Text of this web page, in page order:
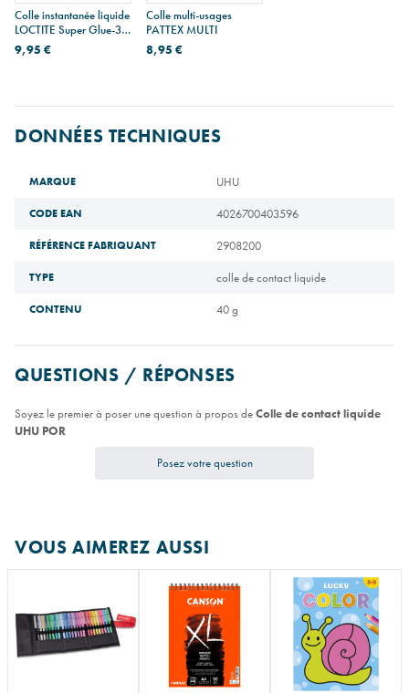
Colle instantanée liquide
LOCTITE Super Glue-3
PRECISION
9,95 €
Colle multi-usages
PATTEX MULTI
8,95 €
DONNÉES TECHNIQUES
MARQUE UHU
CODE EAN 4026700403596
RÉFÉRENCE FABRIQUANT 2908200
TYPE colle de contact liquide
CONTENU 40 g
QUESTIONS / RÉPONSES
Soyez le premier à poser une question à propos deColle de contact liquide
UHU POR
Posez votre question
VOUS AIMEREZ AUSSI